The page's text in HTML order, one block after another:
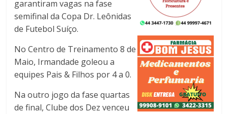
garantiram vagas na fase
semifinal da Copa Dr. Leônidas
de Futebol Suíço.
No Centro de Treinamento 8 de
Maio, Irmandade goleou a
equipes Pais & Filhos por 4 a 0.
Na outro jogo da fase quartas
de final, Clube dos Dez venceu